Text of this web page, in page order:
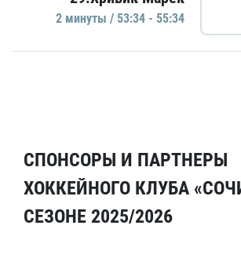
2 минуты / 53:34 - 55:34
СПОНСОРЫ И ПАРТНЕРЫ
ХОККЕЙНОГО КЛУБА
СЕЗОНЕ 2025/2026